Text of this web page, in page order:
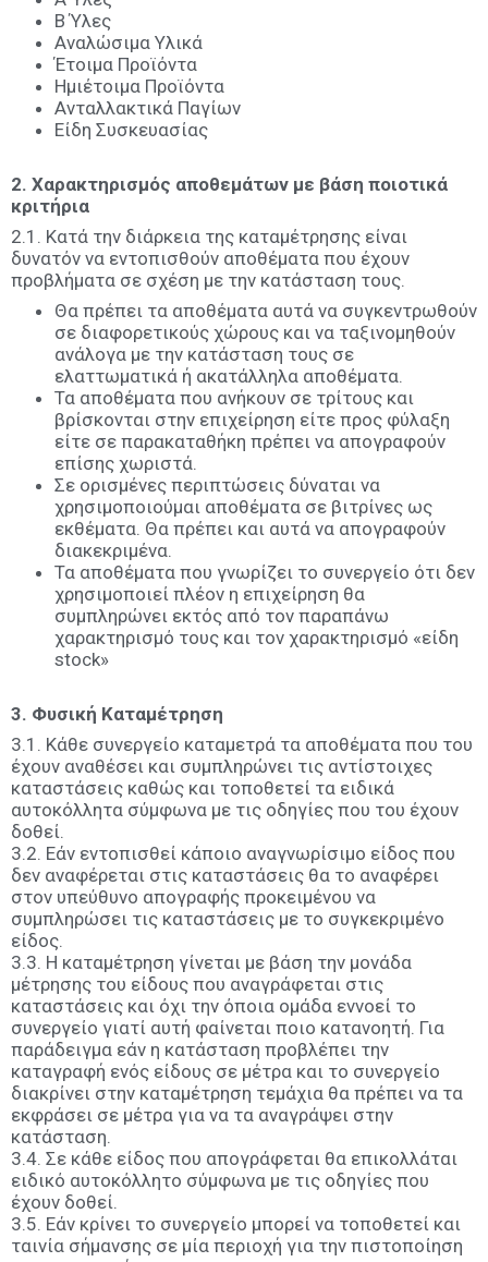
Β Ύλες
Αναλώσιμα Υλικά
Έτοιμα Προϊόντα
Ημιέτοιμα Προϊόντα
Ανταλλακτικά Παγίων
Είδη Συσκευασίας
2. Χαρακτηρισμός αποθεμάτων με βάση ποιοτικά
κριτήρια
2.1. Κατά την διάρκεια της καταμέτρησης είναι
δυνατόν να εντοπισθούν αποθέματα που έχουν
προβλήματα σε σχέση με την κατάσταση τους.
Θα πρέπει τα αποθέματα αυτά να συγκεντρωθούν
σε διαφορετικούς χώρους και να ταξινομηθούν
ανάλογα με την κατάσταση τους σε
ελαττωματικά ή ακατάλληλα αποθέματα.
Τα αποθέματα που ανήκουν σε τρίτους και
βρίσκονται στην επιχείρηση είτε προς φύλαξη
είτε σε παρακαταθήκη πρέπει να απογραφούν
επίσης χωριστά.
Σε ορισμένες περιπτώσεις δύναται να
χρησιμοποιούμαι αποθέματα σε βιτρίνες ως
εκθέματα. Θα πρέπει και αυτά να απογραφούν
διακεκριμένα.
Τα αποθέματα που γνωρίζει το συνεργείο ότι δεν
χρησιμοποιεί πλέον η επιχείρηση θα
συμπληρώνει εκτός από τον παραπάνω
χαρακτηρισμό τους και τον χαρακτηρισμό «είδη
stock»
3. Φυσική Καταμέτρηση
3.1. Κάθε συνεργείο καταμετρά τα αποθέματα που του
έχουν αναθέσει και συμπληρώνει τις αντίστοιχες
καταστάσεις καθώς και τοποθετεί τα ειδικά
αυτοκόλλητα σύμφωνα με τις οδηγίες που του έχουν
δοθεί.
3.2. Εάν εντοπισθεί κάποιο αναγνωρίσιμο είδος που
δεν αναφέρεται στις καταστάσεις θα το αναφέρει
στον υπεύθυνο απογραφής προκειμένου να
συμπληρώσει τις καταστάσεις με το συγκεκριμένο
είδος.
3.3. Η καταμέτρηση γίνεται με βάση την μονάδα
μέτρησης του είδους που αναγράφεται στις
καταστάσεις και όχι την όποια ομάδα εννοεί το
συνεργείο γιατί αυτή φαίνεται ποιο κατανοητή. Για
παράδειγμα εάν η κατάσταση προβλέπει την
καταγραφή ενός είδους σε μέτρα και το συνεργείο
διακρίνει στην καταμέτρηση τεμάχια θα πρέπει να τα
εκφράσει σε μέτρα για να τα αναγράψει στην
κατάσταση.
3.4. Σε κάθε είδος που απογράφεται θα επικολλάται
ειδικό αυτοκόλλητο σύμφωνα με τις οδηγίες που
έχουν δοθεί.
3.5. Εάν κρίνει το συνεργείο μπορεί να τοποθετεί και
ταινία σήμανσης σε μία περιοχή για την πιστοποίηση